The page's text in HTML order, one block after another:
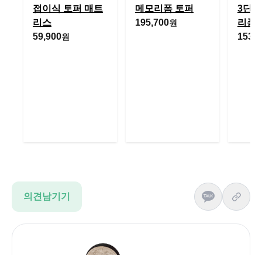
접이식 토퍼 매트
리스
59,900원
메모리폼 토퍼
195,700원
3단
리폼
의견남기기